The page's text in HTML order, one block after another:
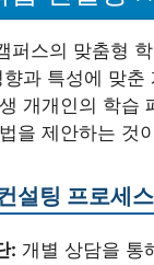
퍼스의 맞춤형
과 특성에 맞춘
개개인의 학습
을 제안하는 것
설팅 프로세스
: 개별 상담을 통